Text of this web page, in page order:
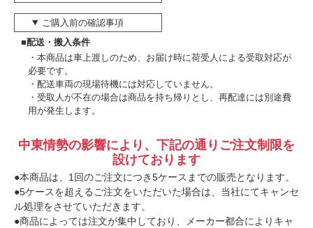
ご購入前の確認事項
■配送・搬入条件
本商品は車上渡しのため、お届け時に荷受人による受取対応が
必要です。
配送車両の現場待機には対応していません。
受取人が不在の場合は商品を持ち帰りとし、再配達には別途費
用が発生します。
中東情勢の影響により、下記の通りご注文制限を
設けております
●本商品は、1回のご注文につき5ケースまでの販売となります。
●5ケースを超えるご注文をいただいた場合は、当社にてキャンセ
ル処理をさせていただきます。
●商品によっては注文が集中しており、メーカー都合によりキャ